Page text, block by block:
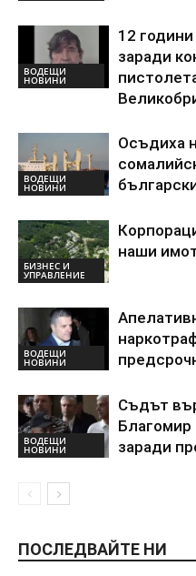
ВОДЕЩИ
НОВИНИ
12
заради
ВОДЕЩИ
НОВИНИ
Осъдиха
БИЗНЕС И
УПРАВЛЕНИЕ
наши
ВОДЕЩИ
НОВИНИ
ВОДЕЩИ
НОВИНИ
Съдът
Благомир
заради
ПОСЛЕДВАЙТЕ НИ